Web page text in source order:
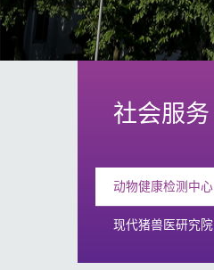
社会服务
动物健康检测中心
现代猪兽医研究院